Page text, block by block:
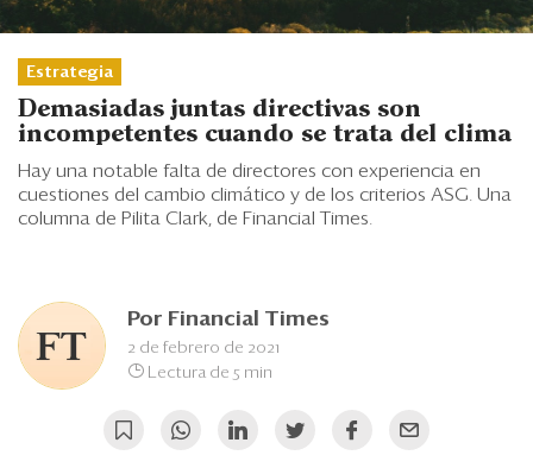
Economía y Finanzas
Legal y Política
Eventos
Blogs
Ranking CEO
Estrategia
Demasiadas juntas directivas son
incompetentes cuando se trata del clima
Hay una notable falta de directores con experiencia en
cuestiones del cambio climático y de los criterios ASG. Una
columna de Pilita Clark, de Financial Times.
Por Financial Times
2 de febrero de 2021
Lectura de 5 min